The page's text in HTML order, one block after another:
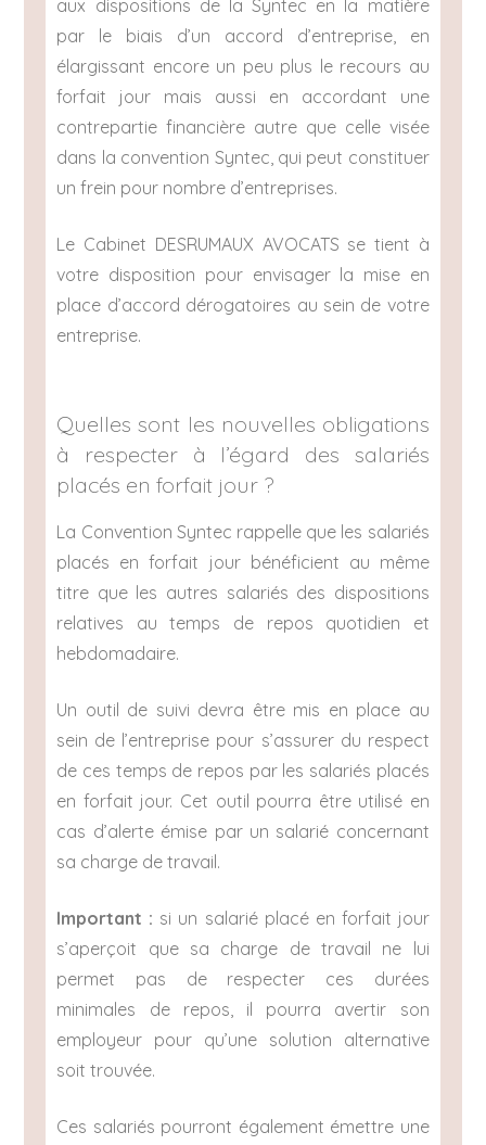
aux dispositions de la Syntec en la matière
par le biais d’un accord d’entreprise, en
élargissant encore un peu plus le recours au
forfait jour mais aussi en accordant une
contrepartie financière autre que celle visée
dans la convention Syntec, qui peut constituer
un frein pour nombre d’entreprises.
Le Cabinet DESRUMAUX AVOCATS se tient à
votre disposition pour envisager la mise en
place d’accord dérogatoires au sein de votre
entreprise.
Quelles sont les nouvelles obligations
à respecter à l’égard des salariés
placés en forfait jour ?
La Convention Syntec rappelle que les salariés
placés en forfait jour bénéficient au même
titre que les autres salariés des dispositions
relatives au temps de repos quotidien et
hebdomadaire.
Un outil de suivi devra être mis en place au
sein de l’entreprise pour s’assurer du respect
de ces temps de repos par les salariés placés
en forfait jour. Cet outil pourra être utilisé en
cas d’alerte émise par un salarié concernant
sa charge de travail.
Important : si un salarié placé en forfait jour
s’aperçoit que sa charge de travail ne lui
permet pas de respecter ces durées
minimales de repos, il pourra avertir son
employeur pour qu’une solution alternative
soit trouvée.
Ces salariés pourront également émettre une